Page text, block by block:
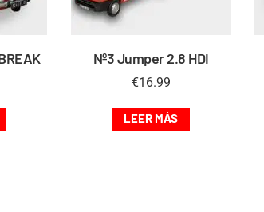
Nº3 Jumper 2.8 HDI
€16.99
LEER MÁS